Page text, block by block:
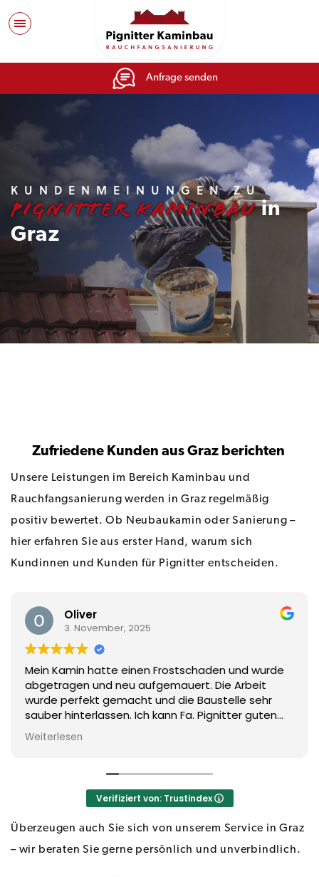
Anfrage senden
KUNDENMEINUNGEN ZU
Pignitter Kaminbauin
Graz
Zufriedene Kunden aus Graz berichten
Unsere Leistungen im Bereich Kaminbau und
Rauchfangsanierung werden in Graz regelmäßig
positiv bewertet. Ob Neubaukamin oder Sanierung –
hier erfahren Sie aus erster Hand, warum sich
Kundinnen und Kunden für Pignitter entscheiden.
Oliver
3. November, 2025
Mein Kamin hatte einen Frostschaden und wurde
abgetragen und neu aufgemauert. Die Arbeit
wurde perfekt gemacht und die Baustelle sehr
sauber hinterlassen. Ich kann Fa. Pignitter guten
gewissens weiterempfehlen. Top Mitarbeiter, die
zügig und sauber Arbeiten!!!
Weiterlesen
Verifiziert von: Trustindex
Überzeugen auch Sie sich von unserem Service in Graz
– wir beraten Sie gerne persönlich und unverbindlich.
Telefon
Betreff:
Zeitpunkt
Ihre persönlichen Daten werden ausschließlich für die
Dritte weitergegeben.
Ich bin mit denDatenschutzbestimmungen einverstanden.
Telefon
Betreff:
Zeitpunkt
Ihre persönlichen Daten werden ausschließlich für die
Dritte weitergegeben.
Ich bin mit denDatenschutzbestimmungen einverstanden.
Telefon
Betreff:
Zeitpunkt
Ihre persönlichen Daten werden ausschließlich für die
Dritte weitergegeben.
Ich bin mit denDatenschutzbestimmungen einverstanden.